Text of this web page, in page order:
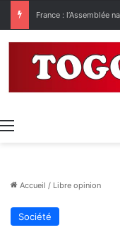
France : l’Assemblée
Menu
Accueil / Libre opinion
Société